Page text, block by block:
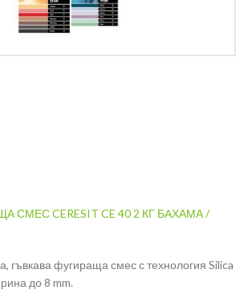
СМЕС CERESIT CE 40 2 КГ БАХАМА /
гъвкава фугираща смес с технология Silica
до 8 mm.